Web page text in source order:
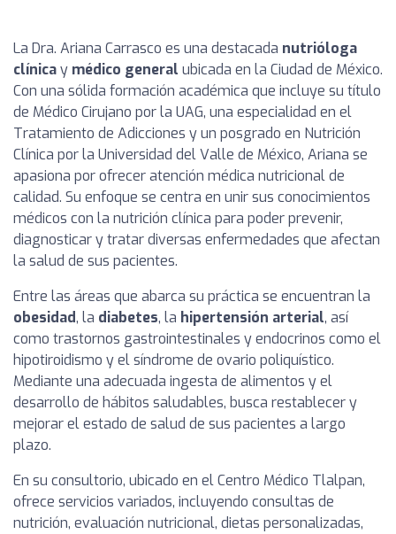
La Dra. Ariana Carrasco es una destacada nutrióloga
clínicay médico general ubicada en la Ciudad de México.
Con una sólida formación académica que incluye su título
de Médico Cirujano por la UAG, una especialidad en el
Tratamiento de Adicciones y un posgrado en Nutrición
Clínica por la Universidad del Valle de México, Ariana se
apasiona por ofrecer atención médica nutricional de
calidad. Su enfoque se centra en unir sus conocimientos
médicos con la nutrición clínica para poder prevenir,
diagnosticar y tratar diversas enfermedades que afectan
la salud de sus pacientes.
Entre las áreas que abarca su práctica se encuentran la
obesidad, la diabetes, la hipertensión arterial, así
como trastornos gastrointestinales y endocrinos como el
hipotiroidismo y el síndrome de ovario poliquístico.
Mediante una adecuada ingesta de alimentos y el
desarrollo de hábitos saludables, busca restablecer y
mejorar el estado de salud de sus pacientes a largo
plazo.
En su consultorio, ubicado en el Centro Médico Tlalpan,
ofrece servicios variados, incluyendo consultas de
nutrición, evaluación nutricional, dietas personalizadas,